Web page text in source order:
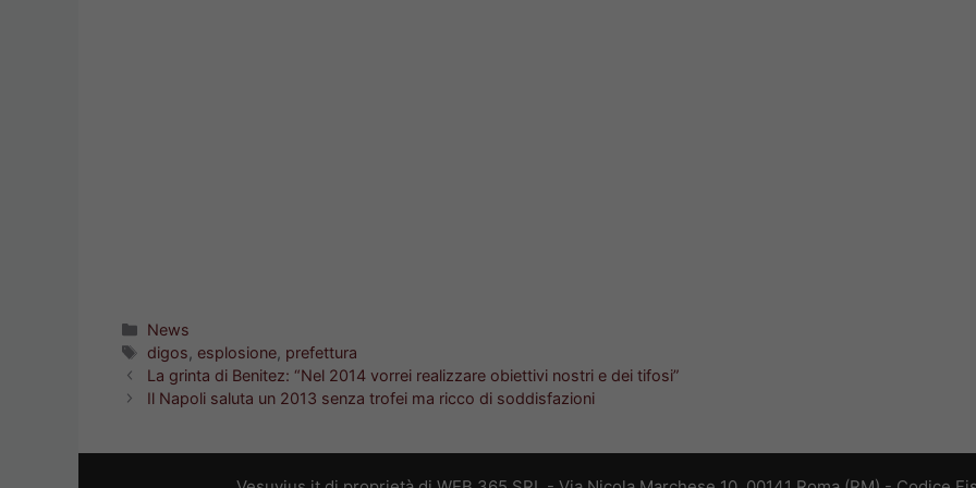
Categorie
News
Tag
digos, esplosione, prefettura
La grinta di Benitez: “Nel 2014 vorrei realizzare obiettivi nostri e dei tifosi”
Il Napoli saluta un 2013 senza trofei ma ricco di soddisfazioni